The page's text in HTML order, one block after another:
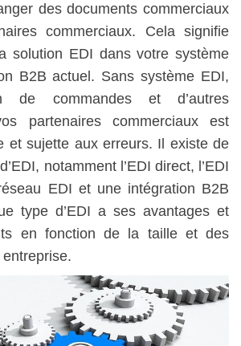
des documents commerciaux
commerciaux. Cela signifie
solution EDI dans votre système
B2B actuel. Sans système EDI,
de commandes et d’autres
partenaires commerciaux est
et sujette aux erreurs. Il existe de
notamment l’EDI direct, l’EDI
EDI et une intégration B2B
type d’EDI a ses avantages et
en fonction de la taille et des